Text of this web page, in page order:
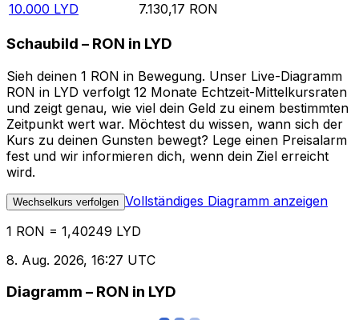
10.000 LYD 7.130,17 RON
Schaubild – RON in LYD
Sieh deinen 1 RON in Bewegung. Unser Live-Diagramm
RON in LYD verfolgt 12 Monate Echtzeit-Mittelkursraten
und zeigt genau, wie viel dein Geld zu einem bestimmten
Zeitpunkt wert war. Möchtest du wissen, wann sich der
Kurs zu deinen Gunsten bewegt? Lege einen Preisalarm
fest und wir informieren dich, wenn dein Ziel erreicht
wird.
Wechselkurs verfolgen Vollständiges Diagramm anzeigen
1 RON = 1,40249 LYD
8. Aug. 2026, 16:27 UTC
Diagramm – RON in LYD